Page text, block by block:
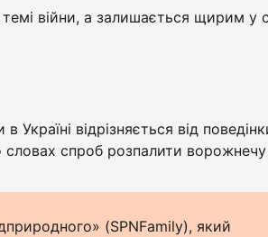
війни, а залишається щирим у
відрізняється від
спроб розпалити
(SPNFamily), який